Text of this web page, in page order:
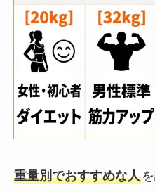
重量別でおすすめな人